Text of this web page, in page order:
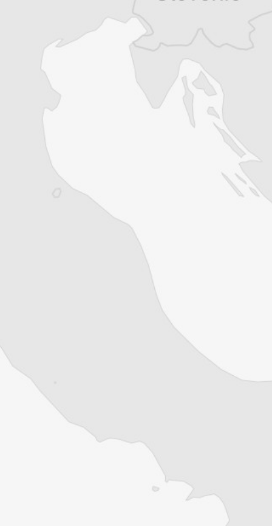
Un journal 100% indépendant
Accédez à des fonctionnalités
exclusives
Explorez +10 ans d’archives sur les
Balkans
Vous avez déjà un compte ? Se connecter